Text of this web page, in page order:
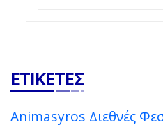
ΕΤΙΚΈΤΕΣ
Animasyros Διεθνές